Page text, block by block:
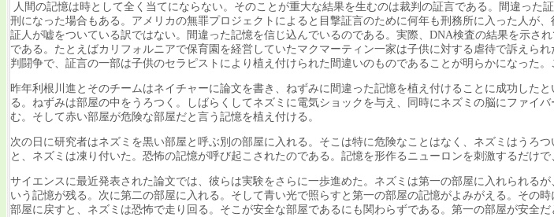
人間の記憶は時として全く当てにならない。そのことが重大な結果を生むのは裁判の証言である。間違った
刑になった場合もある。アメリカの無罪プロジェクトによると目撃証言のために何年も刑務所に入った人が、
証人が嘘をついている訳ではない。間違った記憶を信じ込んでいるのである。実際、DNA検査の結果を示さ
である。たとえばカリフォルニアで保育園を経営していたマクマーティン一家は子供に対する虐待で訴えら
判闘争で、証言の一部は子供のセラピストにより植え付けられた間違いのものであることが明らかになった。
昨年利根川進とそのチームはネイチャーに論文を書き、ねずみに間違った記憶を植え付けることに成功した
る。ねずみは部屋の中をうろつく。しばらくしてネズミに電気ショックを与え、同時にネズミの脳にファイ
む。そして赤い部屋が危険な部屋だと言う記憶を植え付ける。
次の日に研究者はネズミを黒い部屋と呼ぶ別の部屋に入れる。そこは特に危険なことはなく、ネズミはうろ
と、ネズミは凍り付いた。恐怖の記憶が呼び起こされたのである。記憶を形作るニューロンを刺激するだけで
サイエンスに最近発表された論文では、彼らは実験をさらに一歩進めた。ネズミは第一の部屋に入れられる
いう記憶が残る。次に第二の部屋に入れる。そして青い光で照らすと第一の部屋の記憶がよみがえる。その
部屋に戻すと、ネズミは恐怖で走り回る。そこが安全な部屋であるにも関わらずである。第一の部屋が安全